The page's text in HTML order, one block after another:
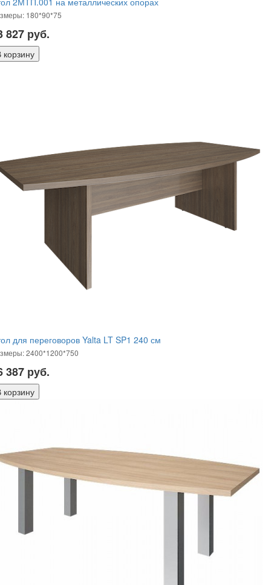
180*90*75
827 руб.
для переговоров Yalta LT SP1 240 см
2400*1200*750
387 руб.